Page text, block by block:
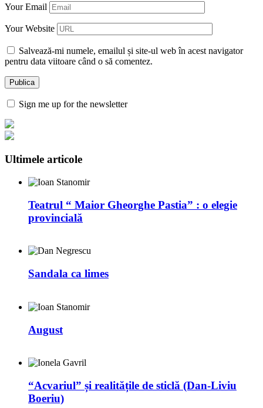
Your Email
Your Website
Salvează-mi numele, emailul și site-ul web în acest navigator
pentru data viitoare când o să comentez.
Sign me up for the newsletter
Ultimele articole
Teatrul “ Maior Gheorghe Pastia” : o elegie
provincială
Sandala ca limes
August
“Acvariul” și realitățile de sticlă (Dan-Liviu
Boeriu)